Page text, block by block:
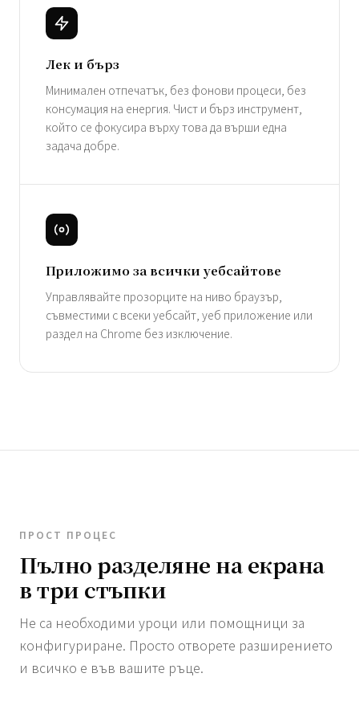
Лек и бърз
Минимален отпечатък, без фонови процеси, без
консумация на енергия. Чист и бърз инструмент,
който се фокусира върху това да върши една
задача добре.
Приложимо за всички уебсайтове
Управлявайте прозорците на ниво браузър,
съвместими с всеки уебсайт, уеб приложение или
раздел на Chrome без изключение.
ПРОСТ ПРОЦЕС
Пълно разделяне на екрана
в три стъпки
Не са необходими уроци или помощници за
конфигуриране. Просто отворете разширението
и всичко е във вашите ръце.